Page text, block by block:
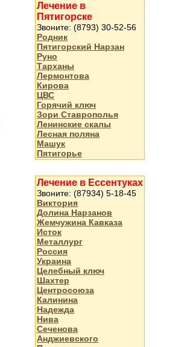
Лечение в
Пятигорске
Звоните: (8793) 30-52-56
Родник
Пятигорский Нарзан
Руно
Тарханы
Лермонтова
Кирова
ЦВС
Горячий ключ
Зори Ставрополья
Ленинские скалы
Лесная поляна
Машук
Пятигорье
Лечение в Ессентуках
Звоните: (87934) 5-18-45
Виктория
Долина Нарзанов
Жемчужина Кавказа
Исток
Металлург
Россия
Украина
Целебный ключ
Шахтер
Центросоюза
Калинина
Надежда
Нива
Сеченова
Анджиевского